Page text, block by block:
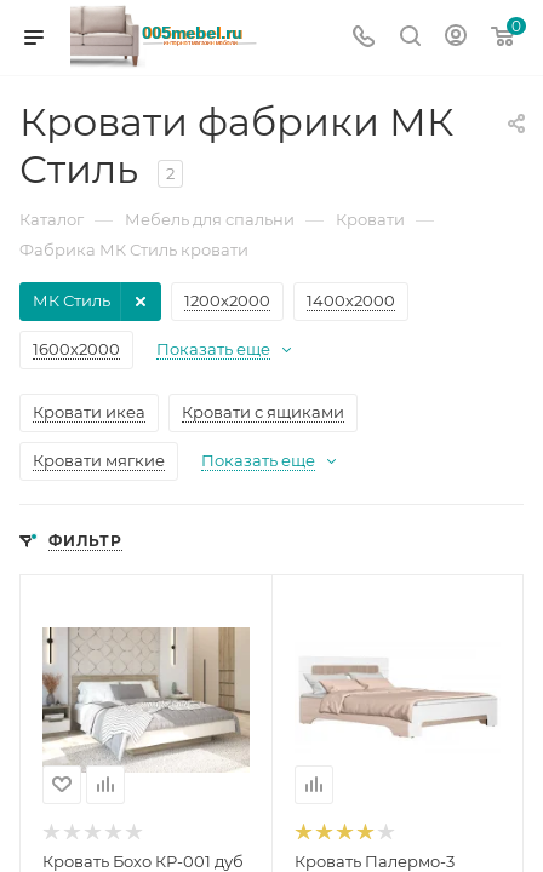
0
Кровати фабрики МК
Стиль
2
Каталог — Мебель для спальни — Кровати —
Фабрика МК Стиль кровати
1200х2000 1400х2000
1600х2000
МК Стиль
Показать еще
Кровати икеа Кровати с ящиками
Кровати мягкие Показать еще
ФИЛЬТР
Кровать Бохо КР-001 дуб
Кровать Палермо-3